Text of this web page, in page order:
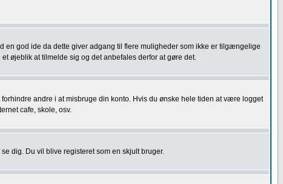
en god ide da dette giver adgang til flere muligheder som ikke er tilgængelige
øjeblik at tilmelde sig og det anbefales derfor at gøre det.
andre i at misbruge din konto. Hvis du ønske hele tiden at være logget
cafe, skole, osv.
dig. Du vil blive registeret som en skjult bruger.